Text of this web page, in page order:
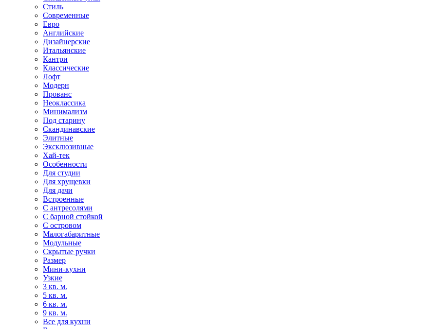
Стиль
Современные
Евро
Английские
Дизайнерские
Итальянские
Кантри
Классические
Лофт
Модерн
Прованс
Неоклассика
Минимализм
Под старину
Скандинавские
Элитные
Эксклюзивные
Хай-тек
Особенности
Для студии
Для хрущевки
Для дачи
Встроенные
С антресолями
С барной стойкой
С островом
Малогабаритные
Модульные
Скрытые ручки
Размер
Мини-кухни
Узкие
3 кв. м.
5 кв. м.
6 кв. м.
9 кв. м.
Все для кухни